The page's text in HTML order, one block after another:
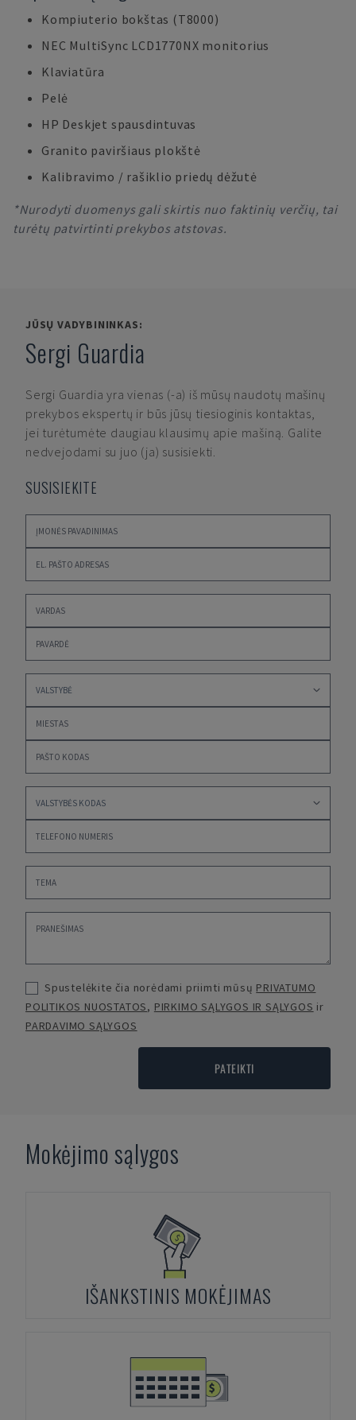
Kompiuterio bokštas (T8000)
NEC MultiSync LCD1770NX monitorius
Klaviatūra
Pelė
HP Deskjet spausdintuvas
Granito paviršiaus plokštė
Kalibravimo / rašiklio priedų dėžutė
*Nurodyti duomenys gali skirtis nuo faktinių verčių, tai
turėtų patvirtinti prekybos atstovas.
JŪSŲ VADYBININKAS:
Sergi Guardia
Sergi Guardia yra vienas (-a) iš mūsų naudotų mašinų
prekybos ekspertų ir būs jūsų tiesioginis kontaktas,
jei turėtumėte daugiau klausimų apie mašiną. Galite
nedvejodami su juo (ja) susisiekti.
SUSISIEKITE
Spustelėkite čia norėdami priimti mūsų PRIVATUMO
POLITIKOS NUOSTATOS, PIRKIMO SĄLYGOS IR SĄLYGOS ir
PARDAVIMO SĄLYGOS
PATEIKTI
Mokėjimo sąlygos
IŠANKSTINIS MOKĖJIMAS